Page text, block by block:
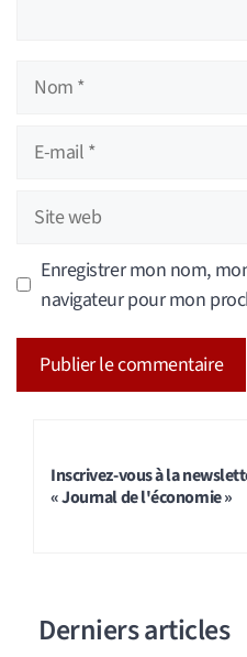
Nom
Site
web
Enregistrer mon nom,
navigateur pour mon
Inscrivez-vous à la
« Journal de l'économie »
Derniers articles